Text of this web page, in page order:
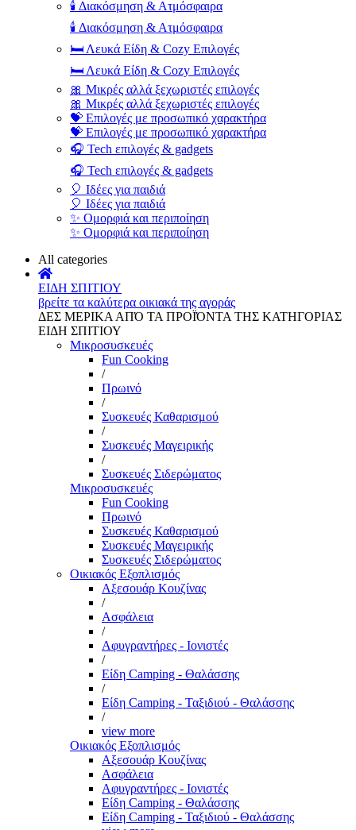
🕯️ Διακόσμηση & Ατμόσφαιρα
🕯️ Διακόσμηση & Ατμόσφαιρα
🛏️ Λευκά Είδη & Cozy Επιλογές
🛏️ Λευκά Είδη & Cozy Επιλογές
🎀 Μικρές αλλά ξεχωριστές επιλογές
🎀 Μικρές αλλά ξεχωριστές επιλογές
💝 Επιλογές με προσωπικό χαρακτήρα
💝 Επιλογές με προσωπικό χαρακτήρα
🎧 Tech επιλογές & gadgets
🎧 Tech επιλογές & gadgets
🎈 Ιδέες για παιδιά
🎈 Ιδέες για παιδιά
✨ Ομορφιά και περιποίηση
✨ Ομορφιά και περιποίηση
All categories
ΕΙΔΗ ΣΠΙΤΙΟΥ
βρείτε τα καλύτερα οικιακά της αγοράς
ΔΕΣ ΜΕΡΙΚΑ ΑΠΌ ΤΑ ΠΡΟΪΌΝΤΑ ΤΗΣ ΚΑΤΗΓΟΡΙΑΣ
ΕΙΔΗ ΣΠΙΤΙΟΥ
Μικροσυσκευές
Fun Cooking
/
Πρωινό
/
Συσκευές Καθαρισμού
/
Συσκευές Μαγειρικής
/
Συσκευές Σιδερώματος
Μικροσυσκευές
Fun Cooking
Πρωινό
Συσκευές Καθαρισμού
Συσκευές Μαγειρικής
Συσκευές Σιδερώματος
Οικιακός Εξοπλισμός
Αξεσουάρ Κουζίνας
/
Ασφάλεια
/
Αφυγραντήρες - Ιονιστές
/
Είδη Camping - Θαλάσσης
/
Είδη Camping - Ταξιδιού - Θαλάσσης
/
view more
Οικιακός Εξοπλισμός
Αξεσουάρ Κουζίνας
Ασφάλεια
Αφυγραντήρες - Ιονιστές
Είδη Camping - Θαλάσσης
Είδη Camping - Ταξιδιού - Θαλάσσης